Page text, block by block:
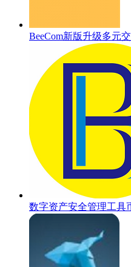
BeeCom新版升级多元
数字资产安全管理工具